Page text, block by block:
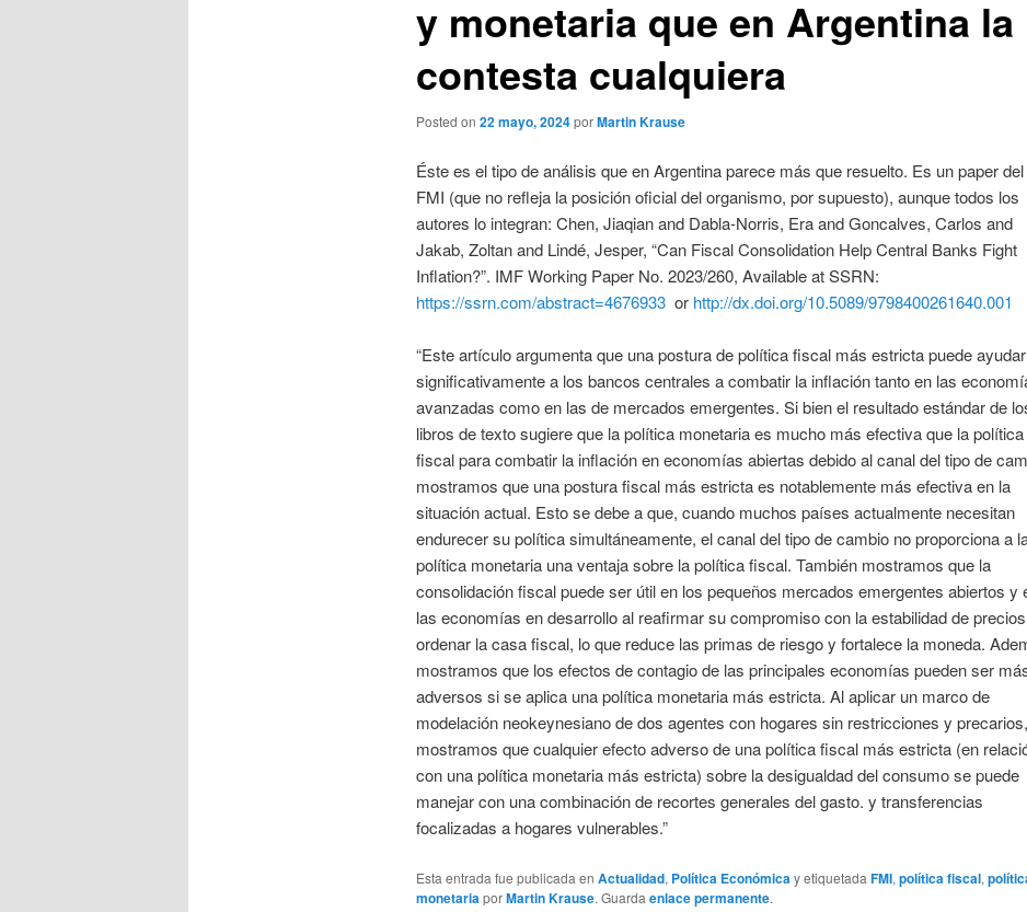
y monetaria que en Argentina la
contesta cualquiera
Posted on 22 mayo, 2024porMartin Krause
Éste es el tipo de análisis que en Argentina parece más que resuelto. Es un paper del
FMI (que no refleja la posición oficial del organismo, por supuesto), aunque todos los
autores lo integran: Chen, Jiaqian and Dabla-Norris, Era and Goncalves, Carlos and
Jakab, Zoltan and Lindé, Jesper, “Can Fiscal Consolidation Help Central Banks Fight
Inflation?”. IMF Working Paper No. 2023/260, Available at SSRN:
https://ssrn.com/abstract=4676933or http://dx.doi.org/10.5089/9798400261640.001
“Este artículo argumenta que una postura de política fiscal más estricta puede ayudar
significativamente a los bancos centrales a combatir la inflación tanto en las
avanzadas como en las de mercados emergentes. Si bien el resultado estándar de
libros de texto sugiere que la política monetaria es mucho más efectiva que la política
fiscal para combatir la inflación en economías abiertas debido al canal del tipo de
mostramos que una postura fiscal más estricta es notablemente más efectiva en la
situación actual. Esto se debe a que, cuando muchos países actualmente necesitan
endurecer su política simultáneamente, el canal del tipo de cambio no proporciona a
política monetaria una ventaja sobre la política fiscal. También mostramos que la
consolidación fiscal puede ser útil en los pequeños mercados emergentes abiertos y
las economías en desarrollo al reafirmar su compromiso con la estabilidad de
ordenar la casa fiscal, lo que reduce las primas de riesgo y fortalece la moneda.
mostramos que los efectos de contagio de las principales economías pueden ser
adversos si se aplica una política monetaria más estricta. Al aplicar un marco de
modelación neokeynesiano de dos agentes con hogares sin restricciones y precarios,
mostramos que cualquier efecto adverso de una política fiscal más estricta (en
con una política monetaria más estricta) sobre la desigualdad del consumo se puede
manejar con una combinación de recortes generales del gasto. y transferencias
focalizadas a hogares vulnerables.”
Esta entrada fue publicada en Actualidad, Política Económicay etiquetada FMI, política fiscal,
monetariaporMartin Krause. Guarda enlace permanente.